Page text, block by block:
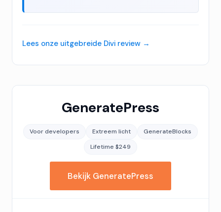
Lees onze uitgebreide Divi review
GeneratePress
Voor developers Extreem licht
GenerateBlocks
Lifetime $249
Bekijk GeneratePress